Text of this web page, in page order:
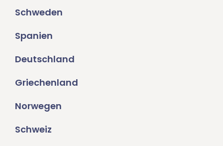
Schweden
Spanien
Deutschland
Griechenland
Norwegen
Schweiz